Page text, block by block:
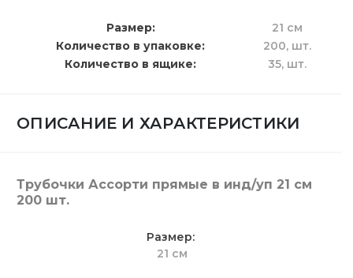
Размер
21 см
Количество в упаковке
200, шт.
Количество в ящике
35, шт.
ОПИСАНИЕ И ХАРАКТЕРИСТИКИ
Трубочки Ассорти прямые в инд/уп 21 см
200 шт.
Размер
21 см